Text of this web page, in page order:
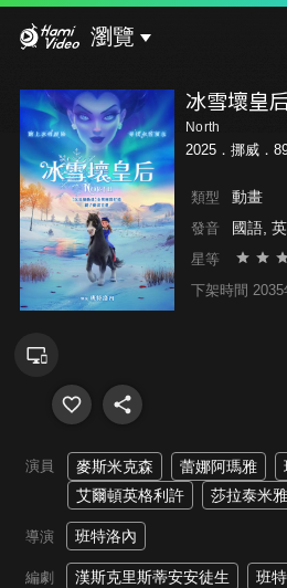
瀏覽
冰雪壞皇
North
2025．挪威．
類型 動畫
發音 國語,
星等
下架時間 2035
演員 麥斯米克森 蕾娜阿瑪雅
艾爾頓英格利許
莎拉泰米
導演 班特洛內
編劇 漢斯克里斯蒂安安徒生 班